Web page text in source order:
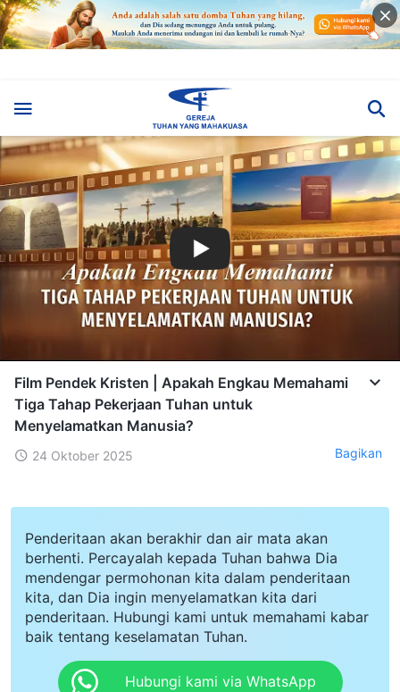
Film Pendek Kristen | Apakah Engkau Memahami
Tiga Tahap Pekerjaan Tuhan untuk
Menyelamatkan Manusia?
24 Oktober 2025 Bagikan
Penderitaan akan berakhir dan air mata akan
berhenti. Percayalah kepada Tuhan bahwa Dia
mendengar permohonan kita dalam penderitaan
kita, dan Dia ingin menyelamatkan kita dari
penderitaan. Hubungi kami untuk memahami kabar
baik tentang keselamatan Tuhan.
Hubungi kami via WhatsApp